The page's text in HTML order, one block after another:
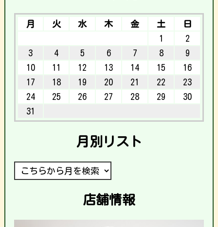
月 火 水 木 金 土
日
1
2
3
4 5 6 7 8
9
10
11 12 13 14 15
16
17
18 19 20 21 22
23
24
25 26 27 28 29
30
31
月別リスト
店舗情報